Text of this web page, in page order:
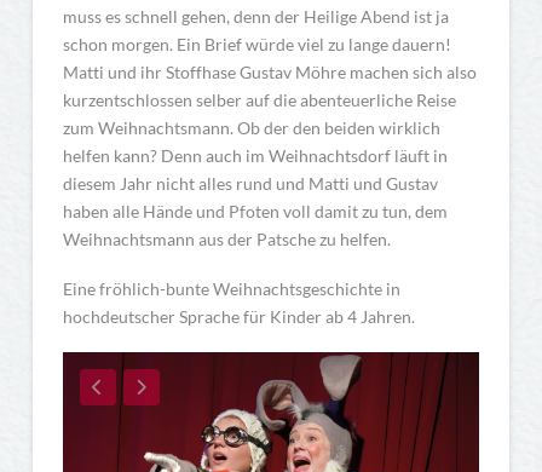
muss es schnell gehen, denn der Heilige Abend ist ja
schon morgen. Ein Brief würde viel zu lange dauern!
Matti und ihr Stoffhase Gustav Möhre machen sich also
kurzentschlossen selber auf die abenteuerliche Reise
zum Weihnachtsmann. Ob der den beiden wirklich
helfen kann? Denn auch im Weihnachtsdorf läuft in
diesem Jahr nicht alles rund und Matti und Gustav
haben alle Hände und Pfoten voll damit zu tun, dem
Weihnachtsmann aus der Patsche zu helfen.
Eine fröhlich-bunte Weihnachtsgeschichte in
hochdeutscher Sprache für Kinder ab 4 Jahren.